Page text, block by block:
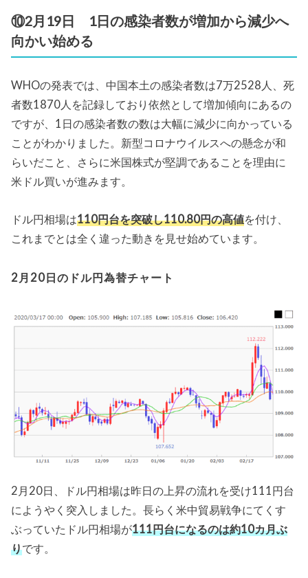
⑩2月19日 1日の感染者数が増加から減少へ
向かい始める
WHOの発表では、中国本土の感染者数は7万2528人、死
者数1870人を記録しており依然として増加傾向にあるの
ですが、1日の感染者数の数は大幅に減少に向かっている
ことがわかりました。新型コロナウイルスへの懸念が和
らいだこと、さらに米国株式が堅調であることを理由に
米ドル買いが進みます。
ドル円相場は110円台を突破し110.80円の高値を付け、
これまでとは全く違った動きを見せ始めています。
2月20日のドル円為替チャート
2月20日、ドル円相場は昨日の上昇の流れを受け111円台
にようやく突入しました。長らく米中貿易戦争にてくす
ぶっていたドル円相場が111円台になるのは約10カ月ぶ
りです。